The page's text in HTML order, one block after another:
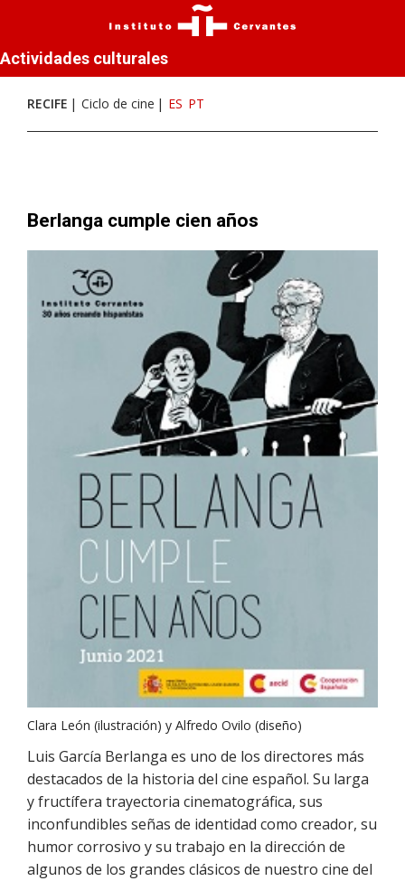
Actividades culturales
RECIFE Ciclo de cine ES PT
Berlanga cumple cien años
Clara León (ilustración) y Alfredo Ovilo (diseño)
Luis García Berlanga es uno de los directores más
destacados de la historia del cine español. Su larga
y fructífera trayectoria cinematográfica, sus
inconfundibles señas de identidad como creador, su
humor corrosivo y su trabajo en la dirección de
algunos de los grandes clásicos de nuestro cine del